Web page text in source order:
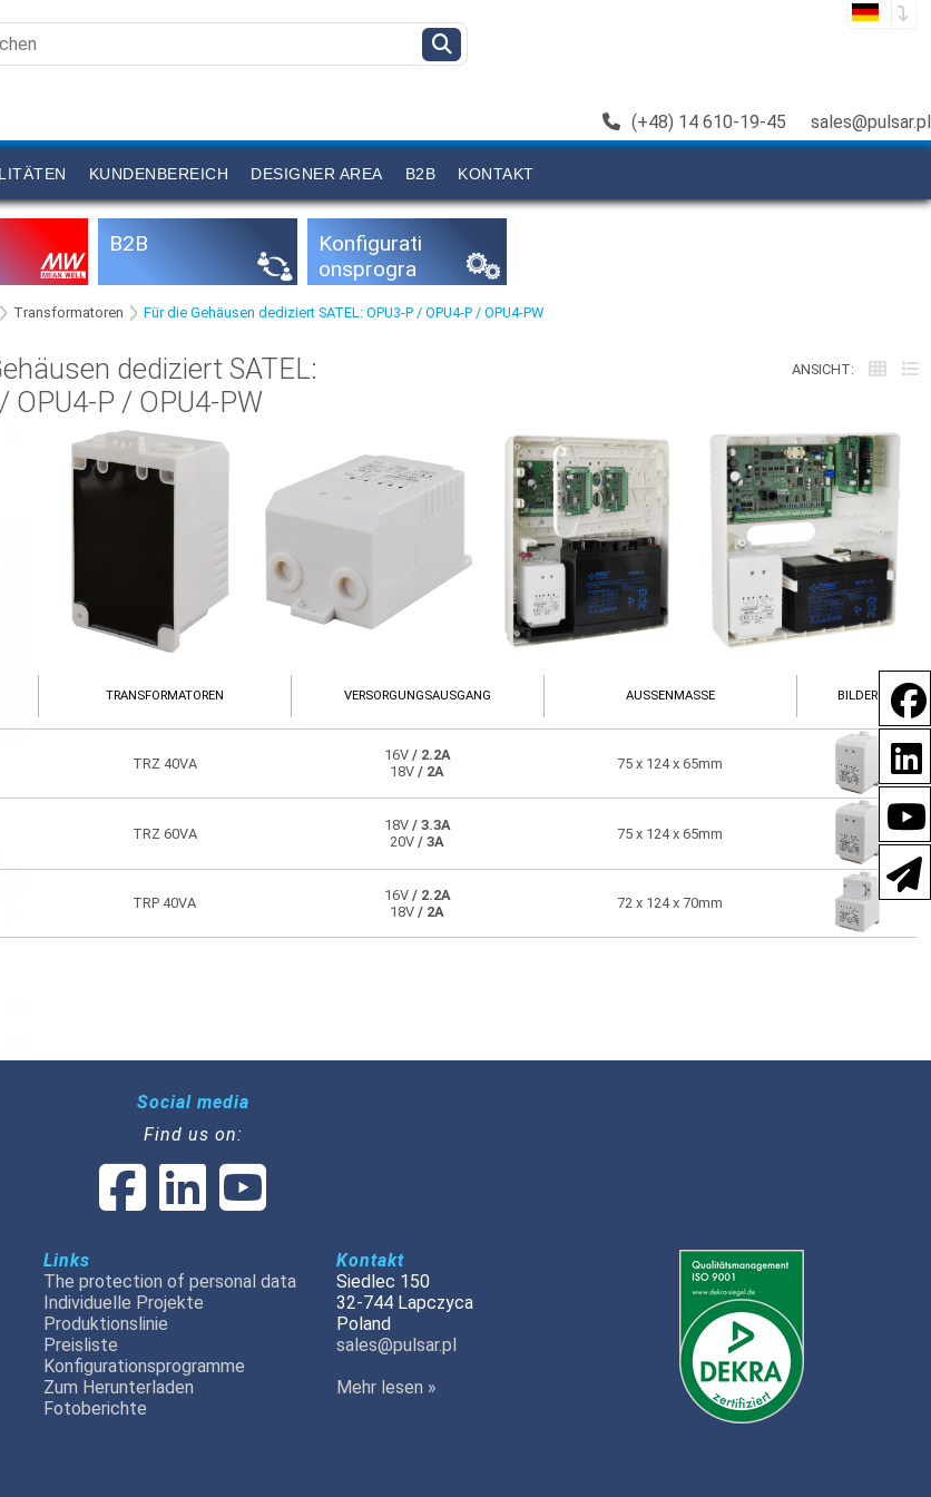
(+48) 14 610-19-45 sales@pulsar.pl
KUNDENBEREICH DESIGNER AREA B2B KONTAKT
B2B
Konfigurati
onsprogra
Transformatoren Für die Gehäusen dediziert SATEL: OPU3-P / OPU4-P / OPU4-PW
dediziert SATEL:
OPU4-P / OPU4-PW
ANSICHT:
TRANSFORMATOREN VERSORGUNGSAUSGANG AUSSENMASSE BILDER
TRZ 40VA
16V / 2.2A
18V/ 2A 75 x 124 x 65mm
TRZ 60VA
18V / 3.3A
20V/ 3A 75 x 124 x 65mm
TRP 40VA 16V / 2.2A
18V/ 2A
72 x 124 x 70mm
Social media
Find us on:
Links
The protection of personal data
Individuelle Projekte
Produktionslinie
Preisliste
Konfigurationsprogramme
Zum Herunterladen
Fotoberichte
Kontakt
Siedlec 150
32-744 Lapczyca
Poland
sales@pulsar.pl
Mehr lesen »